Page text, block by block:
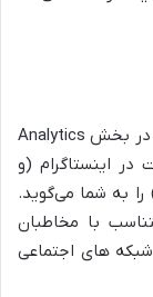
“ویژگی Hootsuite’s Best Time to Publish (که در بخش Analytics
اینستاگرام (و
به شما می‌گوید.
با مخاطبان
های اجتماعی